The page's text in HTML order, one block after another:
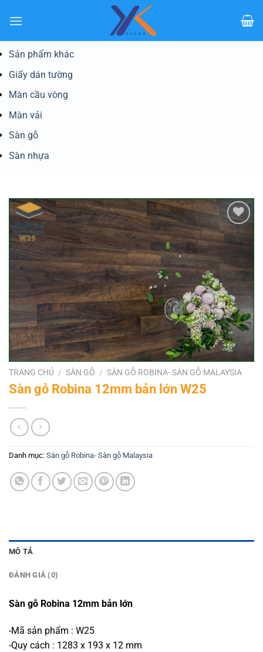
qua
dungSản phẩm khác
Giấy dán tường
Màn cầu vòng
Màn vải
Sàn gỗ
Sàn nhựa
Yêu
thích
TRANG CHỦ / SÀN GỖ / SÀN GỖ ROBINA- SÀN GỖ MALAYSIA
Sàn gỗ Robina 12mm bản lớn W25
Danh mục: Sàn gỗ Robina- Sàn gỗ Malaysia
MÔ TẢ
ĐÁNH GIÁ (0)
Sàn gỗ Robina 12mm bản lớn
-Mã sản phẩm : W25
-Quy cách : 1283 x 193 x 12 mm